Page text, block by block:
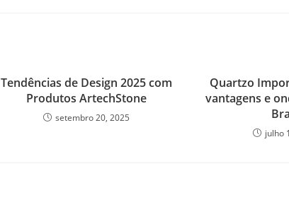
Tendências de Design 2025 com
Produtos ArtechStone
setembro 20, 2025
Quartzo
vantagens e
julho